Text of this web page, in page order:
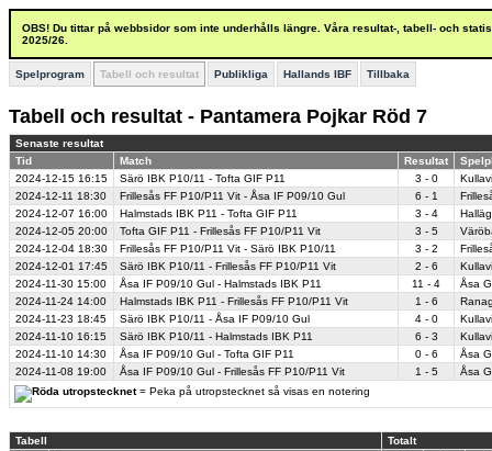
OBS! Du tittar på webbsidor som inte underhålls längre. Våra resultat-, tabell- och
2025/26.
Spelprogram Tabell och resultat Publikliga Hallands IBF Tillbaka
Tabell och resultat - Pantamera Pojkar Röd 7
Senaste resultat
Tid
Match Resultat
= Peka på utropstecknet så visas en notering
2024-12-15 16:15 Särö IBK P10/11 - Tofta GIF P11 3 - 0
2024-12-11 18:30 Frillesås FF P10/P11 Vit - Åsa IF P09/10 Gul 6 - 1
2024-12-07 16:00 Halmstads IBK P11 - Tofta GIF P11 3 - 4
2024-12-05 20:00 Tofta GIF P11 - Frillesås FF P10/P11 Vit 3 - 5
2024-12-04 18:30 Frillesås FF P10/P11 Vit - Särö IBK P10/11 3 - 2
2024-12-01 17:45 Särö IBK P10/11 - Frillesås FF P10/P11 Vit 2 - 6
2024-11-30 15:00 Åsa IF P09/10 Gul - Halmstads IBK P11 11 - 4
Åsa
2024-11-24 14:00 Halmstads IBK P11 - Frillesås FF P10/P11 Vit 1 - 6
2024-11-23 18:45 Särö IBK P10/11 - Åsa IF P09/10 Gul 4 - 0
2024-11-10 16:15 Särö IBK P10/11 - Halmstads IBK P11 6 - 3
2024-11-10 14:30 Åsa IF P09/10 Gul - Tofta GIF P11 0 - 6
Åsa
2024-11-08 19:00 Åsa IF P09/10 Gul - Frillesås FF P10/P11 Vit 1 - 5 Åsa
Tabell
Totalt